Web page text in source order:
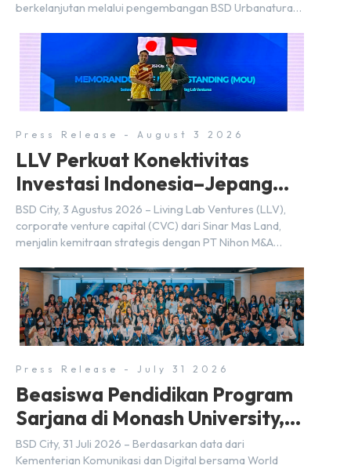
berkelanjutan melalui pengembangan BSD Urbanatura
dengan jalur sungai sepanjang 1,5 km yang dikelilingi
lanskap tropis rimbun di BSD City yang sebelumnya
dikenal sebagai Green Pathway. Transformasi ini
merupakan bagian dari upaya perusahaan untuk […]
Press Release - August 3 2026
LLV Perkuat Konektivitas
Investasi Indonesia–Jepang
(FDI) pada 2025
BSD City, 3 Agustus 2026 – Living Lab Ventures (LLV),
corporate venture capital (CVC) dari Sinar Mas Land,
menjalin kemitraan strategis dengan PT Nihon M&A
Holdings Inc. Kemitraan tersebut ditandai dengan
penandatanganan Memorandum of Understanding
(MoU) oleh Bayu Seto (Partner at Living Lab Ventures)
dan Kosuke Kawata […]
Press Release - July 31 2026
Beasiswa Pendidikan Program
Sarjana di Monash University,
BSD City
BSD City, 31 Juli 2026 – Berdasarkan data dari
Kementerian Komunikasi dan Digital bersama World